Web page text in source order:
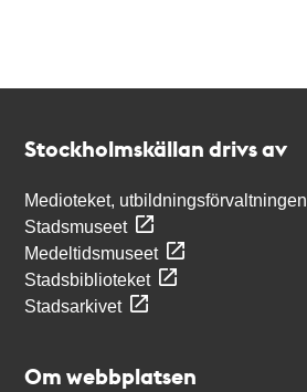
Stockholmskällan drivs av
Medioteket, utbildningsförvaltningen
Stadsmuseet
Medeltidsmuseet
Stadsbiblioteket
Stadsarkivet
Om webbplatsen